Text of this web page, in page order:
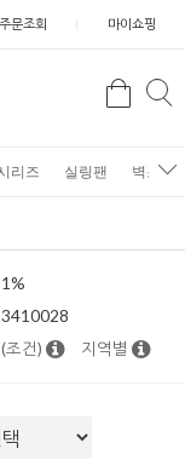
주문조회 마이쇼핑
검
리즈 실링팬 벽조명
1%
3410028
(조건) 지역별